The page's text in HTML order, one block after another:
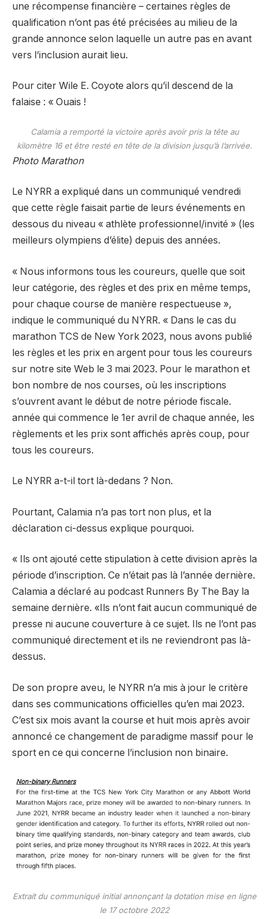
une récompense financière – certaines règles de
qualification n’ont pas été précisées au milieu de la
grande annonce selon laquelle un autre pas en avant
vers l’inclusion aurait lieu.
Pour citer Wile E. Coyote alors qu’il descend de la
falaise : « Ouais !
Calamia a remporté la victoire après avoir pris la tête au
kilomètre 16 et être resté en tête de la division jusqu’à l’arrivée.
Photo Marathon
Le NYRR a expliqué dans un communiqué vendredi
que cette règle faisait partie de leurs événements en
dessous du niveau « athlète professionnel/invité » (les
meilleurs olympiens d’élite) depuis des années.
« Nous informons tous les coureurs, quelle que soit
leur catégorie, des règles et des prix en même temps,
pour chaque course de manière respectueuse »,
indique le communiqué du NYRR. « Dans le cas du
marathon TCS de New York 2023, nous avons publié
les règles et les prix en argent pour tous les coureurs
sur notre site Web le 3 mai 2023. Pour le marathon et
bon nombre de nos courses, où les inscriptions
s’ouvrent avant le début de notre période fiscale.
année qui commence le 1er avril de chaque année, les
règlements et les prix sont affichés après coup, pour
tous les coureurs.
Le NYRR a-t-il tort là-dedans ? Non.
Pourtant, Calamia n’a pas tort non plus, et la
déclaration ci-dessus explique pourquoi.
« Ils ont ajouté cette stipulation à cette division après la
période d’inscription. Ce n’était pas là l’année dernière.
Calamia a déclaré au podcast Runners By The Bay la
semaine dernière. «Ils n’ont fait aucun communiqué de
presse ni aucune couverture à ce sujet. Ils ne l’ont pas
communiqué directement et ils ne reviendront pas là-
dessus.
De son propre aveu, le NYRR n’a mis à jour le critère
dans ses communications officielles qu’en mai 2023.
C’est six mois avant la course et huit mois après avoir
annoncé ce changement de paradigme massif pour le
sport en ce qui concerne l’inclusion non binaire.
Extrait du communiqué initial annonçant la dotation mise en ligne
le 17 octobre 2022